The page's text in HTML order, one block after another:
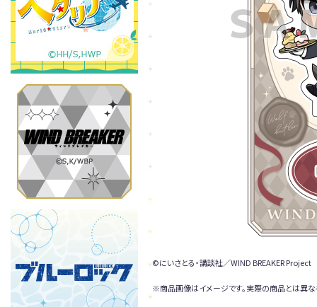
©にいさとる・講談社／WIND BREAKER Project
※商品画像はイメージです。実際の商品とは異な